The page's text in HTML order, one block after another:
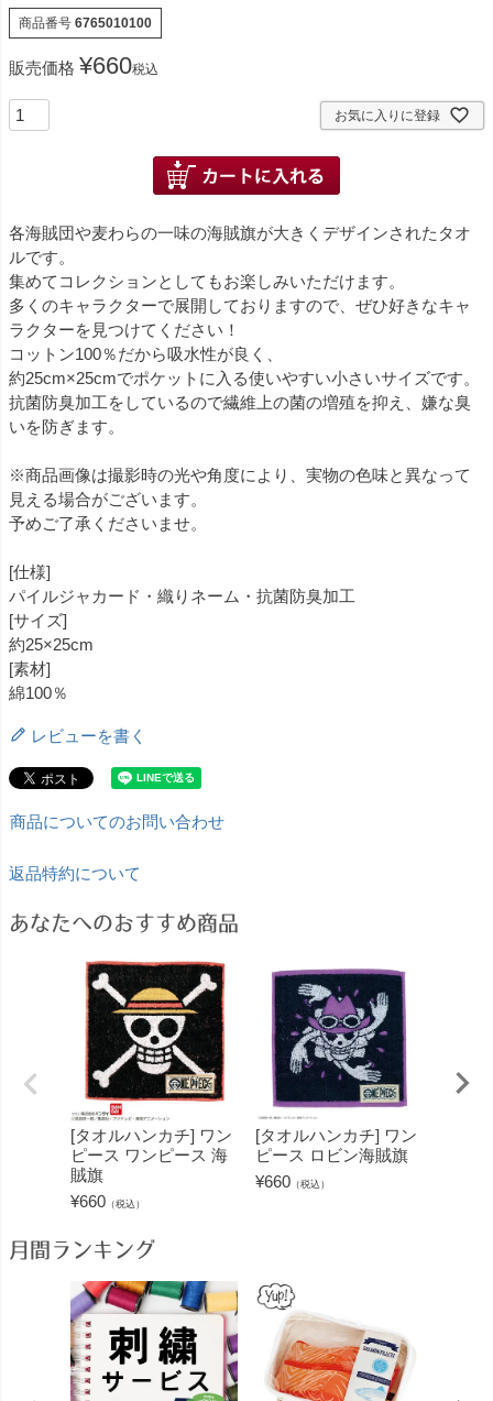
商品番号 6765010100
販売価格 ¥660税込
お気に入りに登録
各海賊団や麦わらの一味の海賊旗が大きくデザインされたタオ
ルです。
集めてコレクションとしてもお楽しみいただけます。
多くのキャラクターで展開しておりますので、ぜひ好きなキャ
ラクターを見つけてください！
コットン100％だから吸水性が良く、
約25cm×25cmでポケットに入る使いやすい小さいサイズです。
抗菌防臭加工をしているので繊維上の菌の増殖を抑え、嫌な臭
いを防ぎます。
※商品画像は撮影時の光や角度により、実物の色味と異なって
見える場合がございます。
予めご了承くださいませ。
[仕様]
パイルジャカード・織りネーム・抗菌防臭加工
[サイズ]
約25×25cm
[素材]
綿100％
レビューを書く
商品についてのお問い合わせ
返品特約について
あなたへのおすすめ商品
[タオルハンカチ] ワン
ピース ワンピース 海
賊旗
¥660 （税込）
[タオルハンカチ] ワン
ピース ロビン海賊旗
¥660 （税込）
月間ランキング